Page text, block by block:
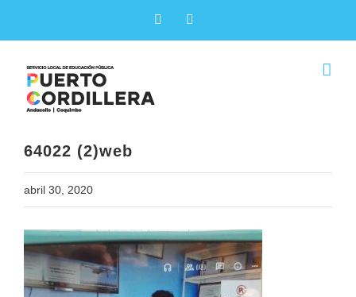
Facebook
64022 (2)web
abril 30, 2020